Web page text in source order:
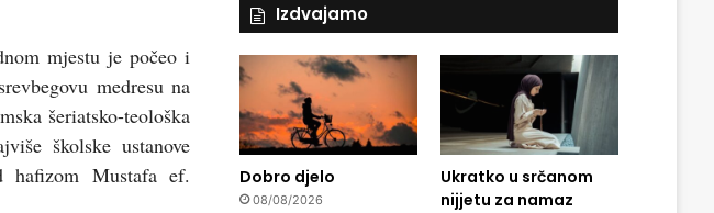
mjestu je počeo i
medresu na
šeriatsko-teološka
školske ustanove
hafizom Mustafa ef.
Izdvajamo
Dobro djelo
08/08/2026
Ukratko u srčanom
nijjetu za namaz